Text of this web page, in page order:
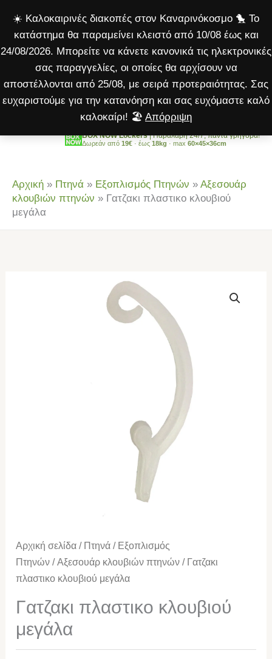
☀️ Καλοκαιρινές διακοπές στον Καναρινόκοσμο 🐤 Το
κατάστημα θα παραμείνει κλειστό από 10/08 έως και
24/08/2026. Μπορείτε να κάνετε κανονικά τις ηλεκτρονικές
σας παραγγελίες, οι οποίες θα αρχίσουν να
αποστέλλονται από 25/08, με σειρά προτεραιότητας. Σας
ευχαριστούμε για την κατανόηση και σας ευχόμαστε καλό
καλοκαίρι! 🏖️ Απόρριψη
στο
περιεχόμενο
BOX NOW Lockers| Παραλαβή 24/7, πάντα γρήγορα!
Δωρεάν από 19€ · έως 18kg · max 60×45×36cm
Αρχική » Πτηνά » Εξοπλισμός Πτηνών » Αξεσουάρ
κλουβιών πτηνών » Γατζακι πλαστικο κλουβιού
μεγάλα
Αρχική σελίδα / Πτηνά / Εξοπλισμός
Πτηνών /Αξεσουάρ κλουβιών πτηνών / Γατζακι
πλαστικο κλουβιού μεγάλα
Γατζακι πλαστικο κλουβιού
μεγάλα
μεγάλα
ποσότητα